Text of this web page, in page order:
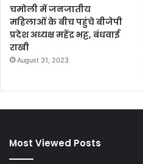
चमोली में जनजातीय
महिलाओं के बीच पहुंचे बीजेपी
प्रदेश अध्यक्ष महेंद्र भट्ट, बंधवाई
राखी
August 31, 2023
Most Viewed Posts